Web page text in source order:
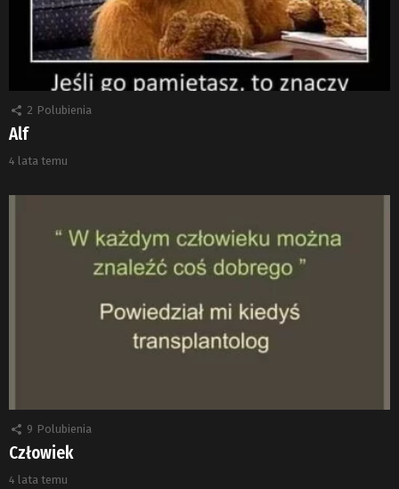
2 Polubienia
Alf
4 lata temu
9 Polubienia
Człowiek
4 lata temu